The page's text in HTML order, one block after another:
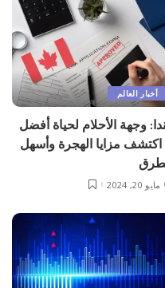
أخبار العالم
وجهة الأحلام لحياة أفضل
مزايا الهجرة وأسهل
مايو 20, 2024